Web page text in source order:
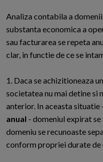
Analiza contabila a
substanta economica a
sau facturarea se repeta
clar, in functie de ce se
1. Daca se achizitioneaza
societatea nu mai detine si
anterior. In aceasta situatie
anual - domeniul expirat
domeniu se recunoaste
conform propriei durate de